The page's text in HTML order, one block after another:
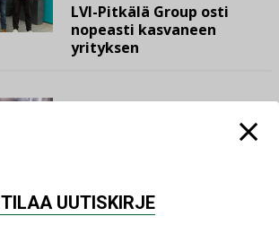
LVI-Pitkälä Group osti
nopeasti kasvaneen
yrityksen
TILAA UUTISKIRJE